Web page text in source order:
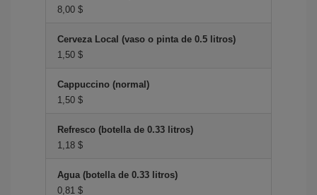
8,00 $
Cerveza Local (vaso o pinta de 0.5 litros)
1,50 $
Cappuccino (normal)
1,50 $
Refresco (botella de 0.33 litros)
1,18 $
Agua (botella de 0.33 litros)
0,81 $